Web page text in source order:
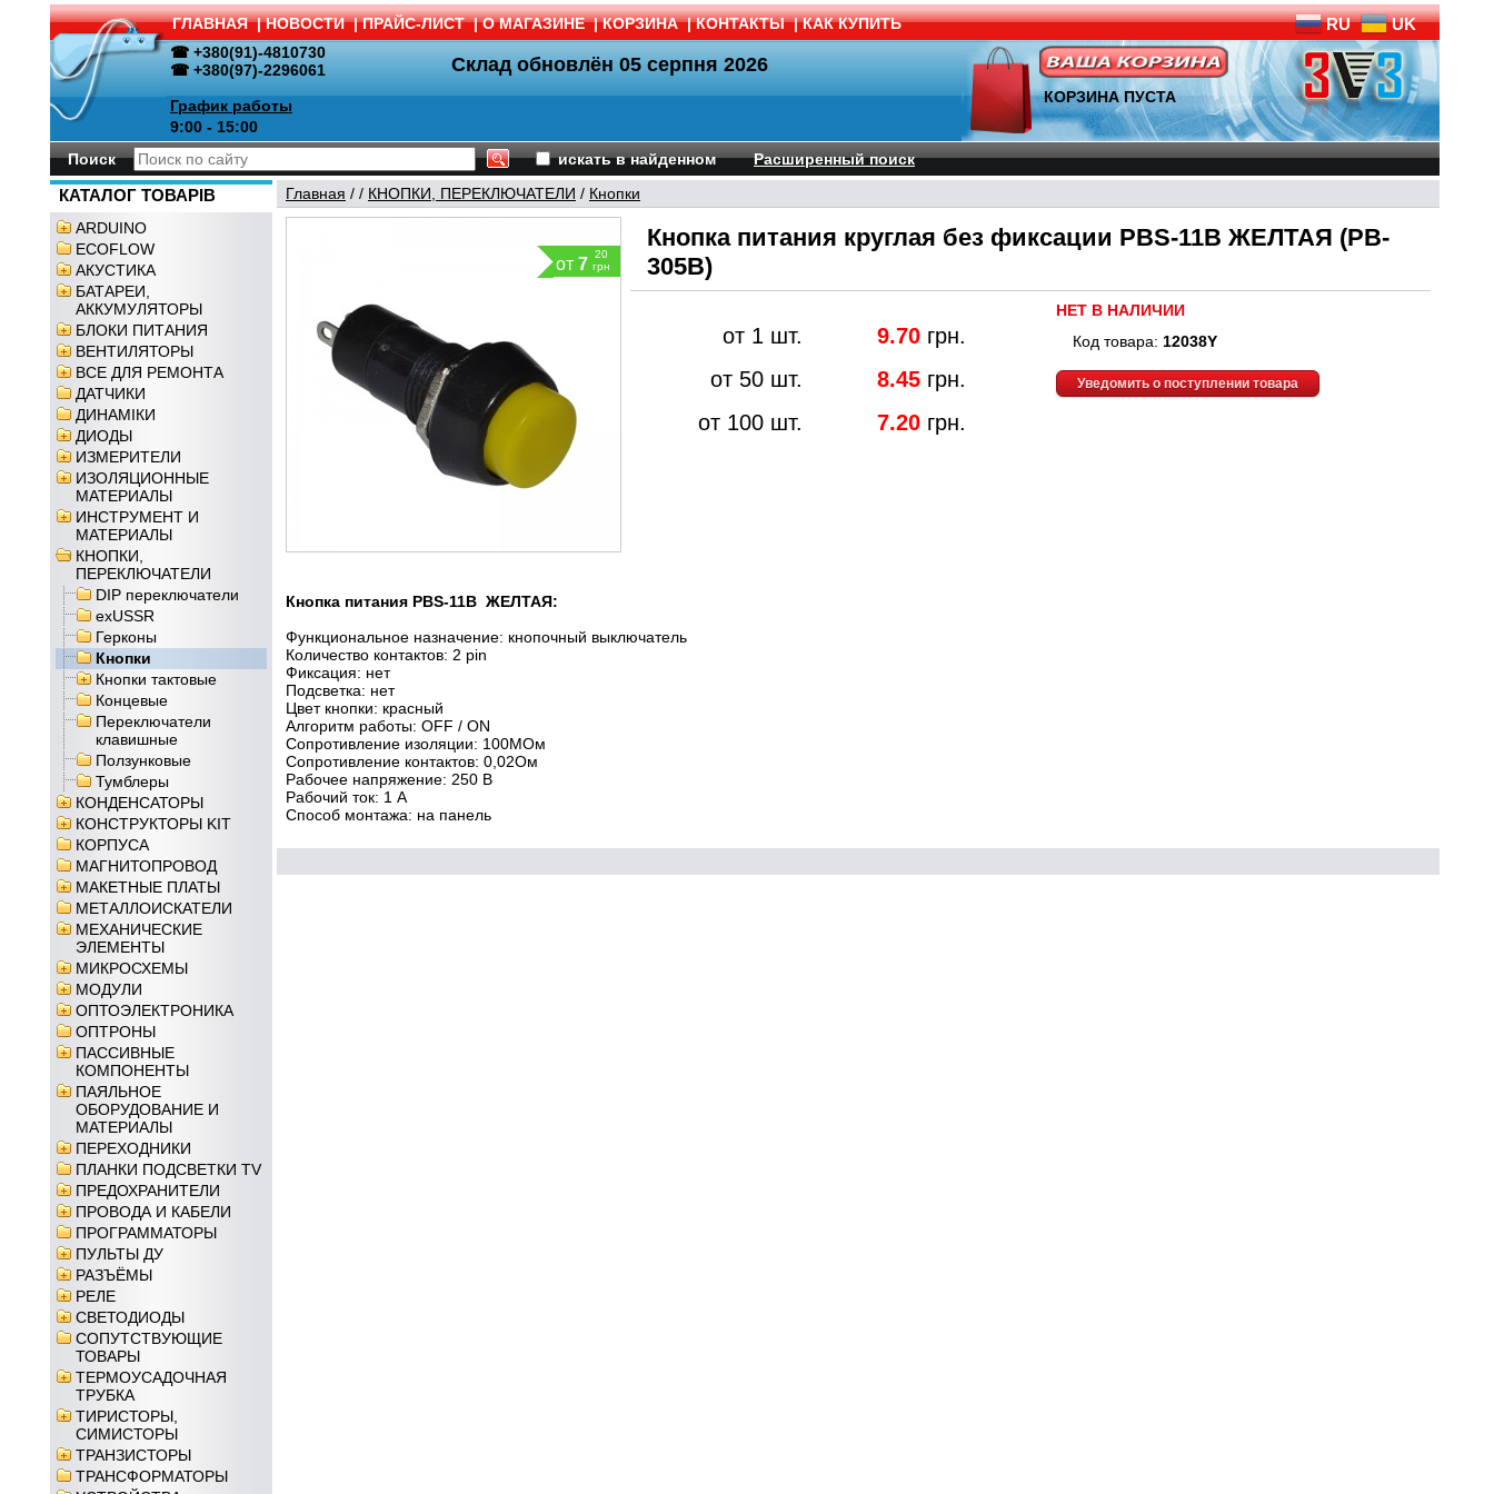
ГЛАВНАЯ | НОВОСТИ | ПРАЙС-ЛИСТ | О МАГАЗИНЕ | КОРЗИНА | КОНТАКТЫ | КАК КУПИТЬ RU UK
☎ +380(91)-4810730
☎ +380(97)-2296061
График работы
9:00 - 15:00
Склад обновлён 05 серпня 2026
КОРЗИНА ПУСТА
Поиск искать в найденном Расширенный поиск
КАТАЛОГ ТОВАРІВ
ARDUINO
ECOFLOW
АКУСТИКА
БАТАРЕИ,
АККУМУЛЯТОРЫ
БЛОКИ ПИТАНИЯ
ВЕНТИЛЯТОРЫ
ВСЕ ДЛЯ РЕМОНТА
ДАТЧИКИ
ДИНАМІКИ
ДИОДЫ
ИЗМЕРИТЕЛИ
ИЗОЛЯЦИОННЫЕ
МАТЕРИАЛЫ
ИНСТРУМЕНТ И
МАТЕРИАЛЫ
КНОПКИ,
ПЕРЕКЛЮЧАТЕЛИ
DIP переключатели
exUSSR
Герконы
Кнопки
Кнопки тактовые
Концевые
Переключатели
клавишные
Ползунковые
Тумблеры
КОНДЕНСАТОРЫ
КОНСТРУКТОРЫ KIT
КОРПУСА
МАГНИТОПРОВОД
МАКЕТНЫЕ ПЛАТЫ
МЕТАЛЛОИСКАТЕЛИ
МЕХАНИЧЕСКИЕ
ЭЛЕМЕНТЫ
МИКРОСХЕМЫ
МОДУЛИ
ОПТОЭЛЕКТРОНИКА
ОПТРОНЫ
ПАССИВНЫЕ
КОМПОНЕНТЫ
ПАЯЛЬНОЕ
ОБОРУДОВАНИЕ И
МАТЕРИАЛЫ
ПЕРЕХОДНИКИ
ПЛАНКИ ПОДСВЕТКИ TV
ПРЕДОХРАНИТЕЛИ
ПРОВОДА И КАБЕЛИ
ПРОГРАММАТОРЫ
ПУЛЬТЫ ДУ
РАЗЪЁМЫ
РЕЛЕ
СВЕТОДИОДЫ
СОПУТСТВУЮЩИЕ
ТОВАРЫ
ТЕРМОУСАДОЧНАЯ
ТРУБКА
ТИРИСТОРЫ,
СИМИСТОРЫ
ТРАНЗИСТОРЫ
ТРАНСФОРМАТОРЫ
Главная / / КНОПКИ, ПЕРЕКЛЮЧАТЕЛИ / Кнопки
от 7
20
грн
Кнопка питания круглая без фиксации PBS-11B ЖЕЛТАЯ (PB-
305B)
от 1 шт. 9.70 грн.
от 50 шт.
8.45 грн.
от 100 шт.
7.20 грн.
НЕТ В НАЛИЧИИ
Код товара: 12038Y
Уведомить о поступлении товара
Кнопка питания PBS-11B ЖЕЛТАЯ:
Функциональное назначение: кнопочный выключатель
Количество контактов: 2 pin
Фиксация: нет
Подсветка: нет
Цвет кнопки: красный
Алгоритм работы: OFF / ON
Сопротивление изоляции: 100МОм
Сопротивление контактов: 0,02Ом
Рабочее напряжение: 250 В
Рабочий ток: 1 А
Способ монтажа: на панель